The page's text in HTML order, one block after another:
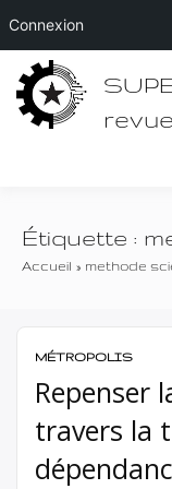
Passer
contenu
Étiquette :
Accueil methode
MÉTROPOLIS
Repenser
travers la
Connexion